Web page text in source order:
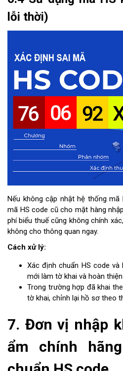
lỗi thời)
Nếu không cập nhật hệ thống
mã HS code cũ cho mặt hàng
phí biểu thuế cũng không chính
không cho thông quan ngay.
Cách xử lý:
Xác định chuẩn HS code và
mới làm tờ khai và hoàn
Trong trường hợp đã khai
tờ khai, chỉnh lại hồ sơ theo
7. Đơn vị nhập
ẩm chính